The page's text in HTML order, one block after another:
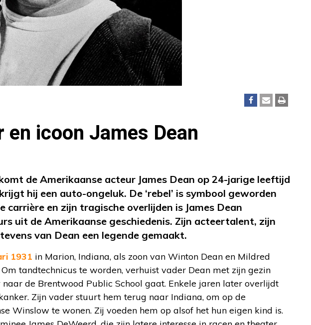
icoon James Dean
de Amerikaanse acteur James Dean op 24-jarige leeftijd
hij een auto-ongeluk. De ‘rebel’ is symbool geworden
en zijn tragische overlijden is James Dean
uit de Amerikaanse geschiedenis. Zijn acteertalent, zijn
van Dean een legende gemaakt.
1931 in Marion, Indiana, als zoon van Winton Dean en Mildred
tandtechnicus te worden, verhuist vader Dean met zijn gezin
de Brentwood Public School gaat. Enkele jaren later overlijdt
Zijn vader stuurt hem terug naar Indiana, om op de
Winslow te wonen. Zij voeden hem op alsof het hun eigen kind is.